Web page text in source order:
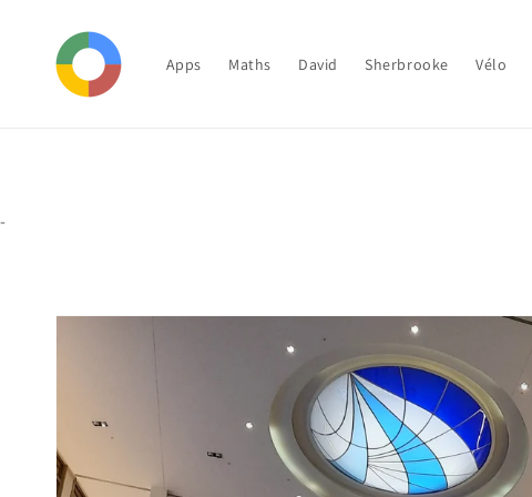
contenu
Apps Maths David Sherbrooke Vélo
-
Passer aux